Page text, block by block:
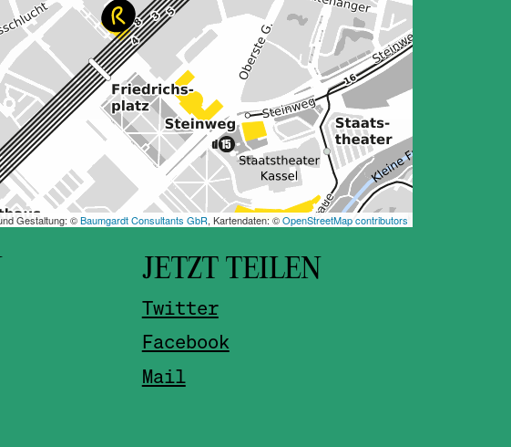
JETZT TEILEN
Twitter
Facebook
Mail